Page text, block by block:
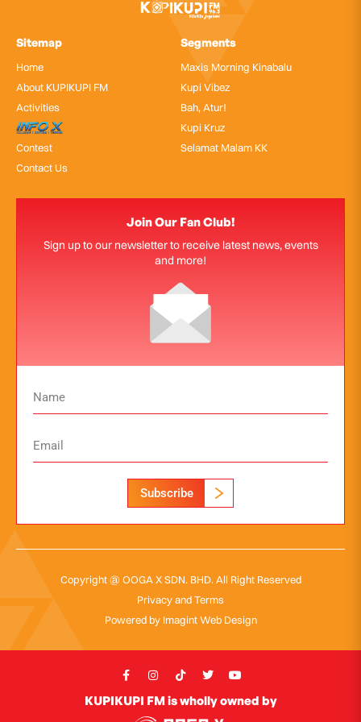
Sitemap
Home
About KUPIKUPI FM
Activities
InfoX
Contest
Contact Us
Segments
Maxis Morning Kinabalu
Kupi Vibez
Bah, Atur!
Kupi Kruz
Selamat Malam KK
Join Our Fan Club!
Sign up to our newsletter to receive latest news, events
and more!
Subscribe
Copyright @ OOGA X SDN. BHD. All Right Reserved
Privacy and Terms
Powered by Imagint Web Design
KUPIKUPI FM is wholly owned by